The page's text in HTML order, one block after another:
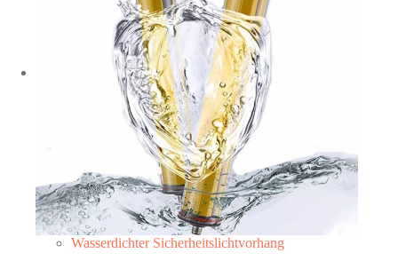
Wasserdichter Sicherheitslichtvorhang